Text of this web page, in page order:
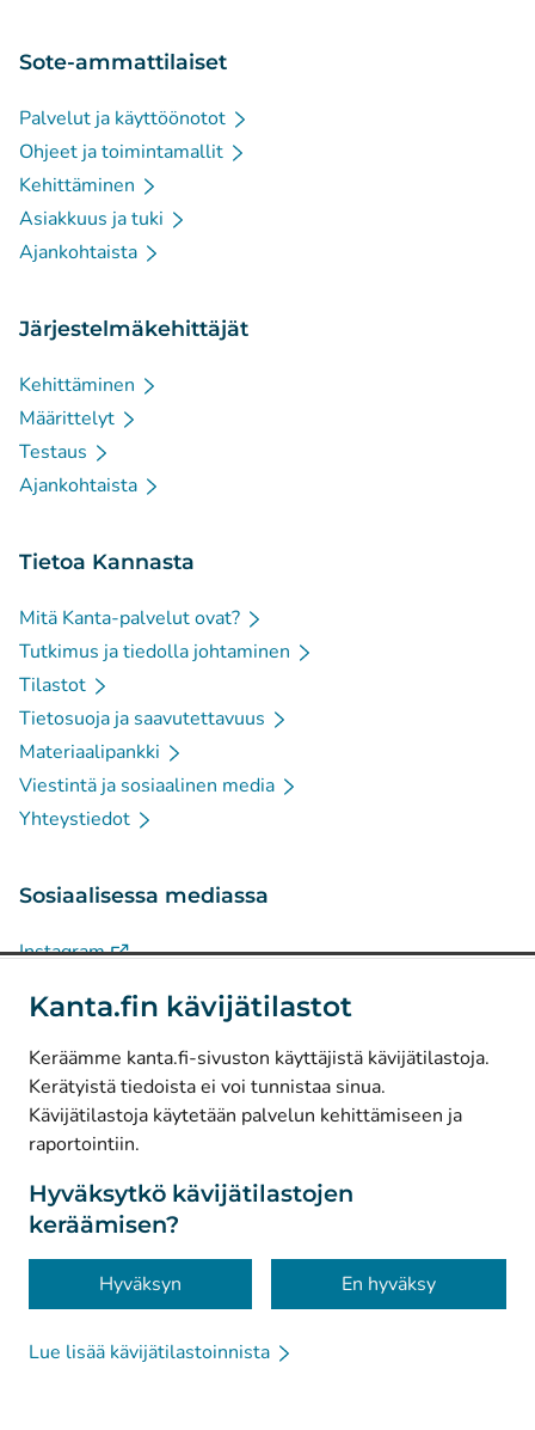
Kanta.fin kävijätilastot
Keräämme kanta.fi-sivuston käyttäjistä kävijätilastoja.
Kerätyistä tiedoista ei voi tunnistaa sinua.
Kävijätilastoja käytetään palvelun kehittämiseen ja
raportointiin.
Hyväksytkö kävijätilastojen
keräämisen?
Hyväksyn En hyväksy
Lue lisää kävijätilastoinnista
Sote-ammattilaiset
Palvelut ja käyttöönotot
Ohjeet ja toimintamallit
Kehittäminen
Asiakkuus ja tuki
Ajankohtaista
Järjestelmäkehittäjät
Kehittäminen
Määrittelyt
Testaus
Ajankohtaista
Tietoa Kannasta
Mitä Kanta-palvelut ovat?
Tutkimus ja tiedolla johtaminen
Tilastot
Tietosuoja ja saavutettavuus
Materiaalipankki
Viestintä ja sosiaalinen media
Yhteystiedot
Sosiaalisessa mediassa
Instagram(Avautuu uuteen välilehteen)
Facebook(Avautuu uuteen välilehteen)
© Kanta-Palvelut, Kansaneläkelaitos
Tietosuoja
Tietoa sivustosta
Saavutettavuus
Evästeet